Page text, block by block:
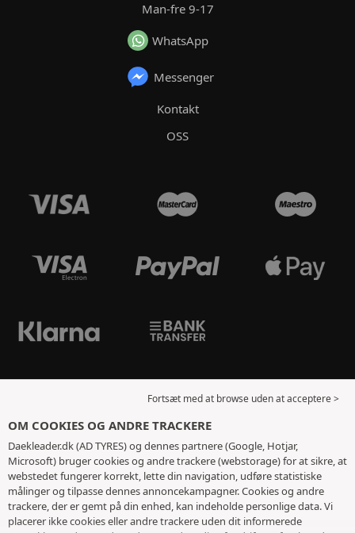
Man-fre 9-17
WhatsApp
Messenger
Kontakt
OSS
Fortsæt med at browse uden at acceptere >
OM COOKIES OG ANDRE TRACKERE
Daekleader.dk (AD TYRES) og dennes partnere (Google, Hotjar,
Microsoft) bruger cookies og andre trackere (webstorage) for at sikre, at
webstedet fungerer korrekt, lette din navigation, udføre statistiske
målinger og tilpasse dennes annoncekampagner. Cookies og andre
trackere, der er gemt på din enhed, kan indeholde personlige data. Vi
placerer ikke cookies eller andre trackere uden dit informerede